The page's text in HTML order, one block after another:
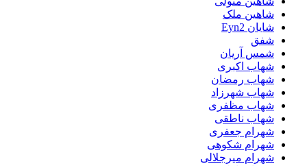
شاهین ملک
شایان Eyn2
شفق
شمس آریان
شهاب اکبری
شهاب رمضان
شهاب شهرزاد
شهاب مظفری
شهاب ناطقی
شهرام جعفری
شهرام شکوهی
شهرام میرجلالی